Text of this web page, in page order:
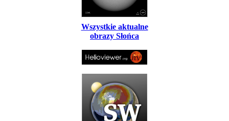
Wszystkie aktualne
obrazy Słońca